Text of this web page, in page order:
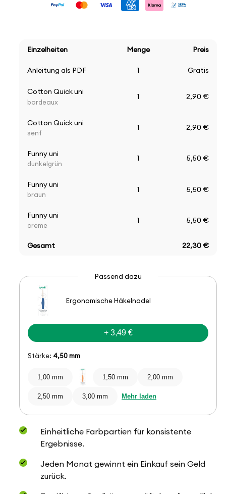
Eicheln
Eicheln
Einzelheiten Menge Preis
Anleitung als PDF 1 Gratis
Cotton Quick uni
bordeaux
1 2,90 €
Cotton Quick uni
senf
1 2,90 €
Funny uni
dunkelgrün
1 5,50 €
Funny uni
braun
1 5,50 €
Funny uni
creme
1 5,50 €
Gesamt 22,30 €
Passend dazu
Ergonomische Häkelnadel
+ 3,49 €
Stärke: 4,50 mm
1,00 mm 1,50 mm 2,00 mm
2,50 mm 3,00 mm Mehr laden
Einheitliche Farbpartien für konsistente
Ergebnisse.
Jeden Monat gewinnt ein Einkauf sein Geld
zurück.